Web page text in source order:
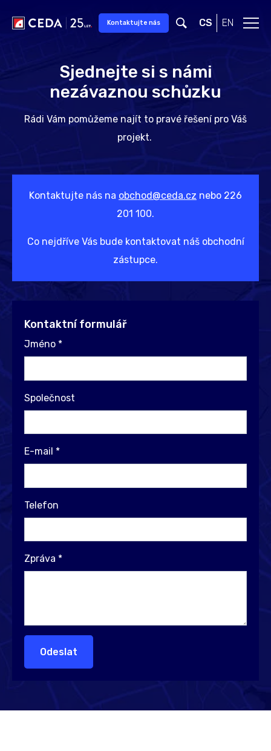
Kontaktujte nás CS EN
Sjednejte si s námi
nezávaznou schůzku
Rádi Vám pomůžeme najít to pravé řešení pro Váš
projekt.
Kontaktujte nás na obchod@ceda.cz nebo 226
201 100.
Co nejdříve Vás bude kontaktovat náš obchodní
zástupce.
Kontaktní formulář
Jméno *
Společnost
E-mail *
Telefon
Zpráva *
Odeslat